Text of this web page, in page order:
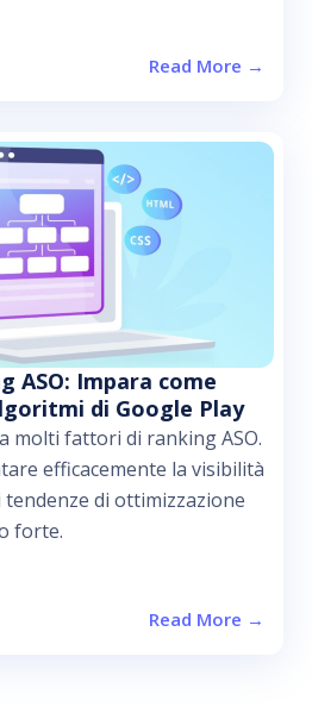
Read More →
ASO: Impara come
di Google Play
molti fattori di ranking ASO.
efficacemente la visibilità
di ottimizzazione
forte.
Read More →